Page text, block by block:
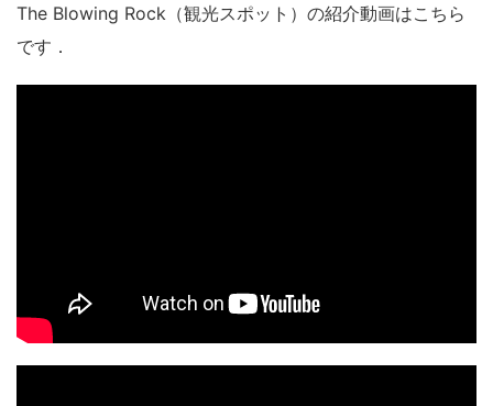
The Blowing Rock（観光スポット）の紹介動画はこちら
です．